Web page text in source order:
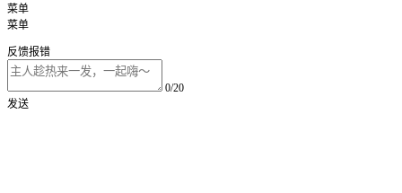
菜单
菜单
反馈报错
0/20
发送